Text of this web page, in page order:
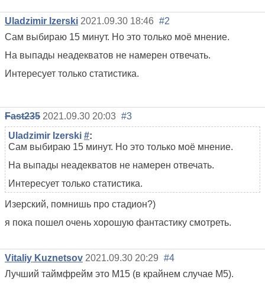
Uladzimir Izerski 2021.09.30 18:46 #2
Сам выбираю 15 минут. Но это только моё мнение.
На выпады неадекватов не намерен отвечать.
Интересует только статистика.
Fast235 2021.09.30 20:03 #3
Uladzimir Izerski #:
Сам выбираю 15 минут. Но это только моё мнение.
На выпады неадекватов не намерен отвечать.
Интересует только статистика.
Изерский, помнишь про стадион?)
я пока пошел очень хорошую фантастику смотреть.
Vitaliy Kuznetsov 2021.09.30 20:29 #4
Лучший таймфрейм это М15 (в крайнем случае М5).